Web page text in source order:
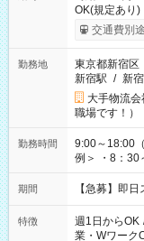
OK(規定あり)
交通費別
勤務地
東京都新宿区
新宿駅 / 新
大手物流
職場です！）
勤務時間
9:00～18:00（実動8時間） 希望
例＞ ・8：30
・13：00～
期間 【急募】即
特徴 週1日からOK
業・Wワーク